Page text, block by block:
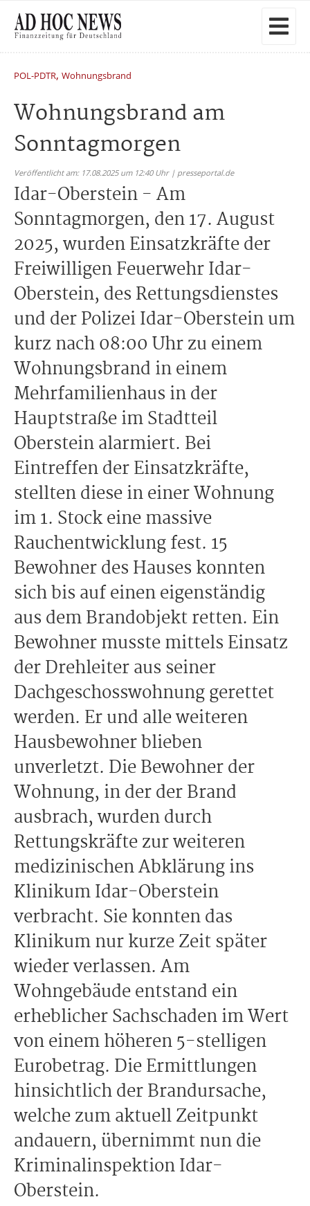
POL-PDTR, Wohnungsbrand
Wohnungsbrand am
Sonntagmorgen
Veröffentlicht am: 17.08.2025 um 12:40 Uhr | presseportal.de
Idar-Oberstein - Am
Sonntagmorgen, den 17. August
2025, wurden Einsatzkräfte der
Freiwilligen Feuerwehr Idar-
Oberstein, des Rettungsdienstes
und der Polizei Idar-Oberstein um
kurz nach 08:00 Uhr zu einem
Wohnungsbrand in einem
Mehrfamilienhaus in der
Hauptstraße im Stadtteil
Oberstein alarmiert. Bei
Eintreffen der Einsatzkräfte,
stellten diese in einer Wohnung
im 1. Stock eine massive
Rauchentwicklung fest. 15
Bewohner des Hauses konnten
sich bis auf einen eigenständig
aus dem Brandobjekt retten. Ein
Bewohner musste mittels Einsatz
der Drehleiter aus seiner
Dachgeschosswohnung gerettet
werden. Er und alle weiteren
Hausbewohner blieben
unverletzt. Die Bewohner der
Wohnung, in der der Brand
ausbrach, wurden durch
Rettungskräfte zur weiteren
medizinischen Abklärung ins
Klinikum Idar-Oberstein
verbracht. Sie konnten das
Klinikum nur kurze Zeit später
wieder verlassen. Am
Wohngebäude entstand ein
erheblicher Sachschaden im Wert
von einem höheren 5-stelligen
Eurobetrag. Die Ermittlungen
hinsichtlich der Brandursache,
welche zum aktuell Zeitpunkt
andauern, übernimmt nun die
Kriminalinspektion Idar-
Oberstein.